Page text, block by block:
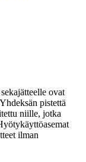
ovat
pistettä
niille, jotka
ilman